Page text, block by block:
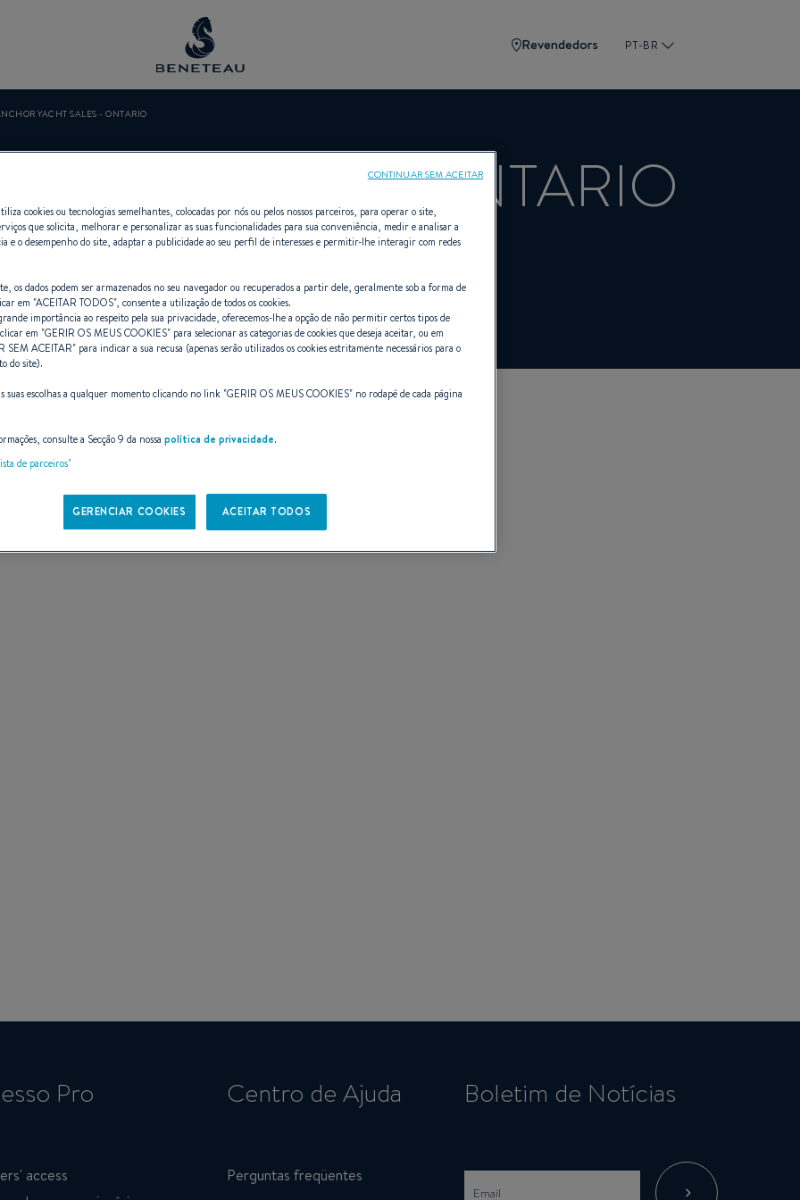
Revendedors PT-BR
YACHT SALES - ONTARIO
SALES - ONTARIO
Veleiros, Primeiro para BENETEAU
Pro
access
Centro de Ajuda
Perguntas freqüentes
Boletim de Notícias
cookies ou tecnologias semelhantes, colocadas por nós ou pelos nossos parceiros, para operar o site,
que solicita, melhorar e personalizar as suas funcionalidades para sua conveniência, medir e analisar a
e o desempenho do site, adaptar a publicidade ao seu perfil de interesses e permitir-lhe interagir com redes
os dados podem ser armazenados no seu navegador ou recuperados a partir dele, geralmente sob a forma de
em "ACEITAR TODOS", consente a utilização de todos os cookies.
importância ao respeito pela sua privacidade, oferecemos-lhe a opção de não permitir certos tipos de
em "GERIR OS MEUS COOKIES" para selecionar as categorias de cookies que deseja aceitar, ou em
SEM ACEITAR" para indicar a sua recusa (apenas serão utilizados os cookies estritamente necessários para o
do site).
suas escolhas a qualquer momento clicando no link "GERIR OS MEUS COOKIES" no rodapé de cada página
consulte a Secção 9 da nossa política de privacidade.
de parceiros"
GERENCIAR COOKIES ACEITAR TODOS
CONTINUAR SEM ACEITAR